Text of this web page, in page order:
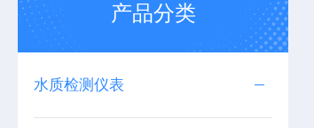
产品分类
水质检测仪表